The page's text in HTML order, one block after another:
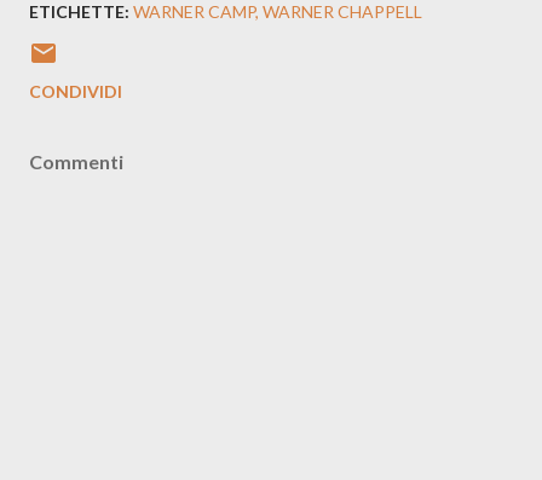
ETICHETTE: WARNER CAMP WARNER CHAPPELL
CONDIVIDI
Commenti